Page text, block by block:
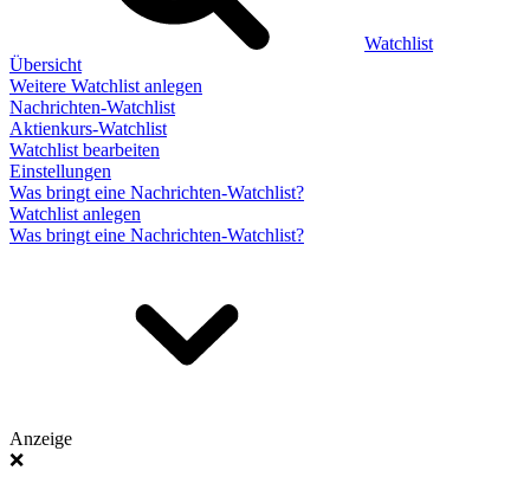
Watchlist
Übersicht
Weitere Watchlist anlegen
Nachrichten-Watchlist
Aktienkurs-Watchlist
Watchlist bearbeiten
Einstellungen
Was bringt eine Nachrichten-Watchlist?
Watchlist anlegen
Was bringt eine Nachrichten-Watchlist?
Anzeige
❌